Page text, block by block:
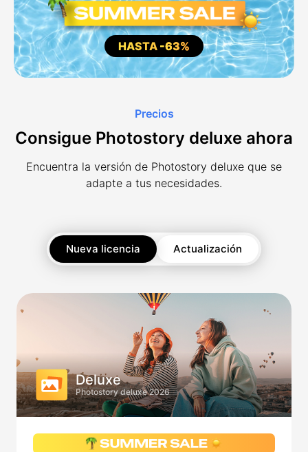
HASTA -63%
Precios
Consigue Photostory deluxe ahora
Encuentra la versión de Photostory deluxe que se
adapte a tus necesidades.
Nueva licencia Actualización
Deluxe
Photostory deluxe 2026